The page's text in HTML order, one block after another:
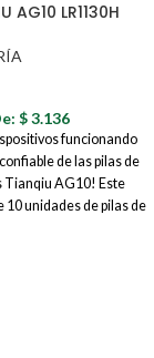
AG10 LR1130H
$3.136
funcionando
de las pilas de
Tianqiu AG10! Este
10 unidades de pilas de
para una amplia gama
pequeños,
calculadoras hasta